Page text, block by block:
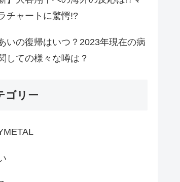
チャートに驚愕!?
いの復帰はいつ？2023年現在の病
しての様々な噂は？
ゴリー